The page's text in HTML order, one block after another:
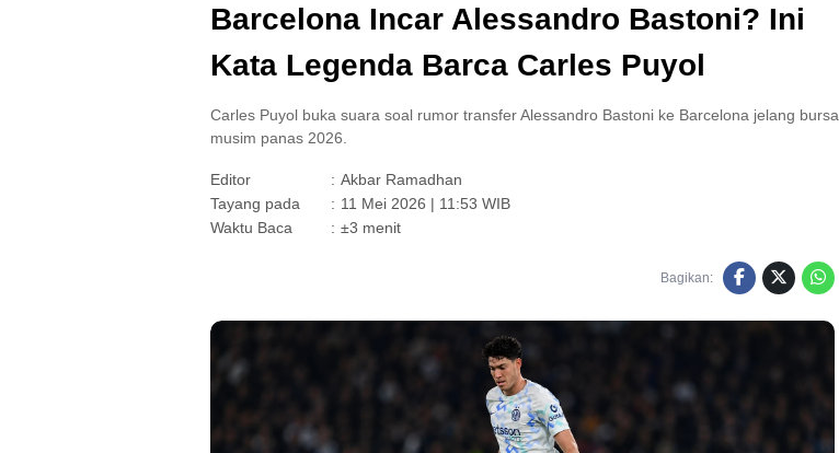
Barcelona Incar Alessandro Bastoni? Ini
Kata Legenda Barca Carles Puyol
Carles Puyol buka suara soal rumor transfer Alessandro Bastoni ke Barcelona jelang bursa
musim panas 2026.
Editor : Akbar Ramadhan
Tayang pada
: 11 Mei 2026 | 11:53 WIB
Waktu Baca
: ±3 menit
Bagikan: